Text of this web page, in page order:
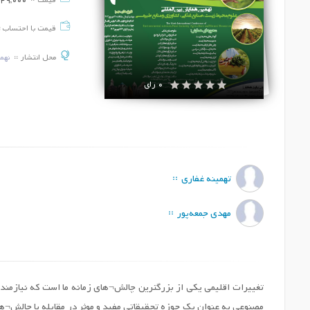
0 رای
قیمت با احتساب
محل انتشار
تهمینه غفاری
مهدی جمعه‌پور
تغییرات اقلیمی یکی از بزرگترین چالش¬های زمانه ما است که
مصنوعی به عنوان یک حوزه تحقیقاتی مفید و موثر در مقابله با